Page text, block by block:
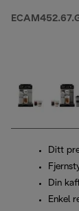
Ditt
Din
Enkel